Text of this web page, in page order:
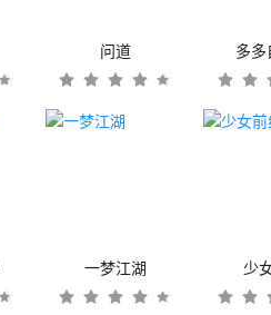
问道 多多
一梦江湖 少